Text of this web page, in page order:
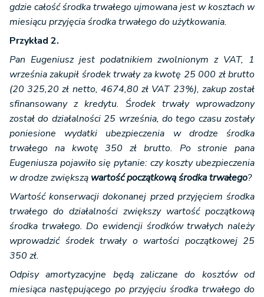
gdzie całość środka trwałego ujmowana jest w kosztach w
miesiącu przyjęcia środka trwałego do użytkowania.
Przykład 2.
Pan Eugeniusz jest podatnikiem zwolnionym z VAT, 1
września zakupił środek trwały za kwotę 25 000 zł brutto
(20 325,20 zł netto, 4674,80 zł VAT 23%), zakup został
sfinansowany z kredytu. Środek trwały wprowadzony
został do działalności 25 września, do tego czasu zostały
poniesione wydatki ubezpieczenia w drodze środka
trwałego na kwotę 350 zł brutto. Po stronie pana
Eugeniusza pojawiło się pytanie: czy koszty ubezpieczenia
w drodze zwiększą wartość początkową środka trwałego?
Wartość konserwacji dokonanej przed przyjęciem środka
trwałego do działalności zwiększy wartość początkową
środka trwałego. Do ewidencji środków trwałych należy
wprowadzić środek trwały o wartości początkowej 25
350 zł.
Odpisy amortyzacyjne będą zaliczane do kosztów od
miesiąca następującego po przyjęciu środka trwałego do